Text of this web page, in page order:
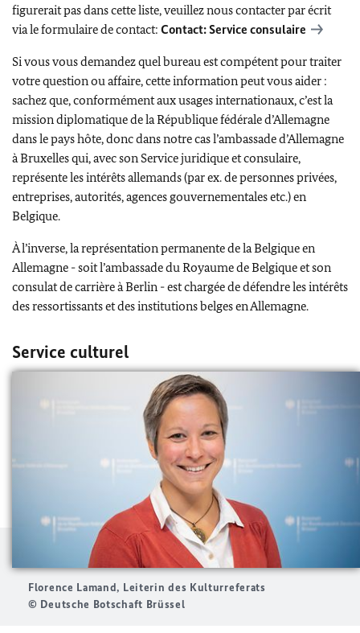
figurerait pas dans cette liste, veuillez nous contacter par écrit
via le formulaire de contact: Contact: Service consulaire
Si vous vous demandez quel bureau est compétent pour traiter
votre question ou affaire, cette information peut vous aider :
sachez que, conformément aux usages internationaux, c’est la
mission diplomatique de la République fédérale d’Allemagne
dans le pays hôte, donc dans notre cas l’ambassade d’Allemagne
à Bruxelles qui, avec son Service juridique et consulaire,
représente les intérêts allemands (par ex. de personnes privées,
entreprises, autorités, agences gouvernementales etc.) en
Belgique.
À l’inverse, la représentation permanente de la Belgique en
Allemagne - soit l’ambassade du Royaume de Belgique et son
consulat de carrière à Berlin - est chargée de défendre les intérêts
des ressortissants et des institutions belges en Allemagne.
Service culturel
Florence Lamand, Leiterin des Kulturreferats
© Deutsche Botschaft Brüssel